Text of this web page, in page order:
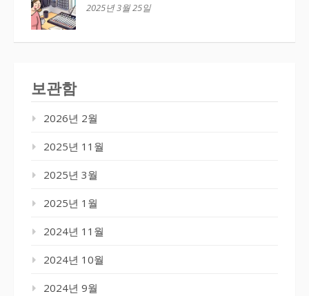
2025년 3월 25일
보관함
2026년 2월
2025년 11월
2025년 3월
2025년 1월
2024년 11월
2024년 10월
2024년 9월